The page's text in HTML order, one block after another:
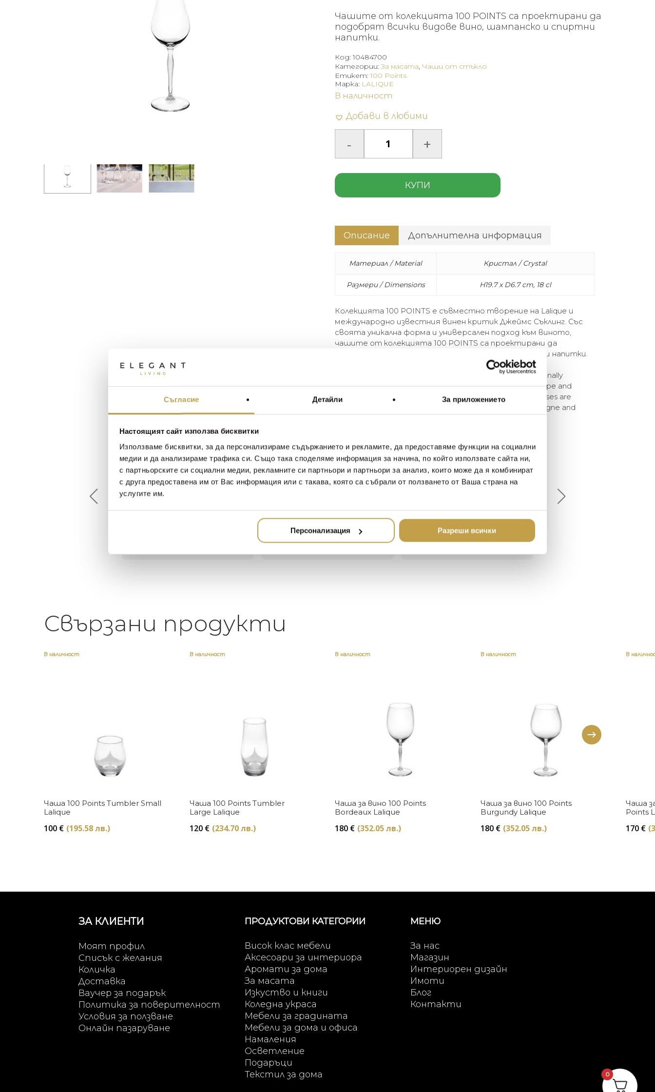
Съгласие Детайли За приложението
Настоящият сайт използва бисквитки
Използваме бисквитки, за да персонализираме съдържанието и рекламите, да предоставяме функции на социални
медии и да анализираме трафика си. Също така споделяме информация за начина, по който използвате сайта ни,
с партньорските си социални медии, рекламните си партньори и партньори за анализ, които може да я комбинират
с друга предоставена им от Вас информация или с такава, която са събрали от ползването от Ваша страна на
услугите им.
Персонализация Разреши всички
Чашите от колекцията 100 POINTS са проектирани да
подобрят всички видове вино, шампанско и спиртни
напитки.
Код:10484700
Категории:За масата, Чаши от стъкло
Етикет:100 Points
В наличност
Добави в любими
КУПИ
Марка: LALIQUE
Описание Допълнителна информация
Материал / Material Кристал / Crystal
Размери / Dimensions H19.7 x D6.7 cm, 18 cl
Колекцията 100 POINTS е съвместно творение на Lalique и
международно известния винен критик Джеймс Съклинг. Със
своята уникална форма и универсален подход към виното,
чашите от колекцията 100 POINTS са проектирани да
подобрят всички видове вино, шампанско и спиртни напитки.
The 100 POINTS collection is a joint creation with internationally
renowned wine critic James Suckling. With their unique shape and
universal approach to wine, the 100 POINTS collection glasses are
designed to enhance and savour all types of wine, Champagne and
spirits.
Георги Питов
2021-06-01
предложения! Любезен
Иван Иванов
2020-05-20
елегантен дом. В него ще
намерите всичко, което ще
направи жилището ви
2018-08-10
за домашен декор - уникално и
стилно
Хареса ми
Свързани продукти
В наличност
Купи
Чаша 100 Points Tumbler Small
Lalique
100 € (195.58 лв.)
В наличност
Купи
Чаша 100 Points Tumbler
Large Lalique
120 € (234.70 лв.)
В наличност
Купи
Чаша за вино 100 Points
Bordeaux Lalique
180 € (352.05 лв.)
В наличност
Купи
Чаша за вино 100 Points
Burgundy Lalique
180 € (352.05 лв.)
В
Чаша
Points
170 €
ЗА КЛИЕНТИ
Моят профил
Списък с желания
Количка
Доставка
Ваучер за подарък
Политика за поверителност
Условия за ползване
Онлайн пазаруване
ПРОДУКТОВИ КАТЕГОРИИ
Висок клас мебели
Аксесоари за интериора
Аромати за дома
За масата
Изкуство и книги
Коледна украса
Мебели за градината
Мебели за дома и офиса
Намаления
Осветление
Подаръци
Текстил за дома
МЕНЮ
За нас
Магазин
Интериорен дизайн
Имоти
Блог
Контакти
0